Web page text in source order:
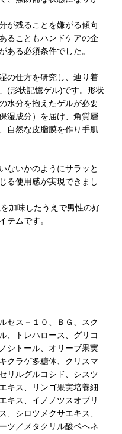
が残ることを嫌がる傾向
ることもハンドケアの企
ある必須条件でした。
の仕方を研究し、辿り着
(形状記憶ゲル)です。形状
水分を抱えたゲルが必要
湿成分）を届け、角質層
自然な皮脂膜を作り手肌
ないかのようにサラッと
る使用感が実現できまし
加味したうえで男性の好
テムです。
セス－１０、ＢＧ、スク
、トレハロース、グリコ
シトール、オリーブ果実
クラゲ多糖体、クリスマ
リルグルコシド、シスツ
キス、リンゴ果実培養細
キス、イノノツスオブリ
、シロツメクサエキス、
ツ／メタクリル酸ベヘネ